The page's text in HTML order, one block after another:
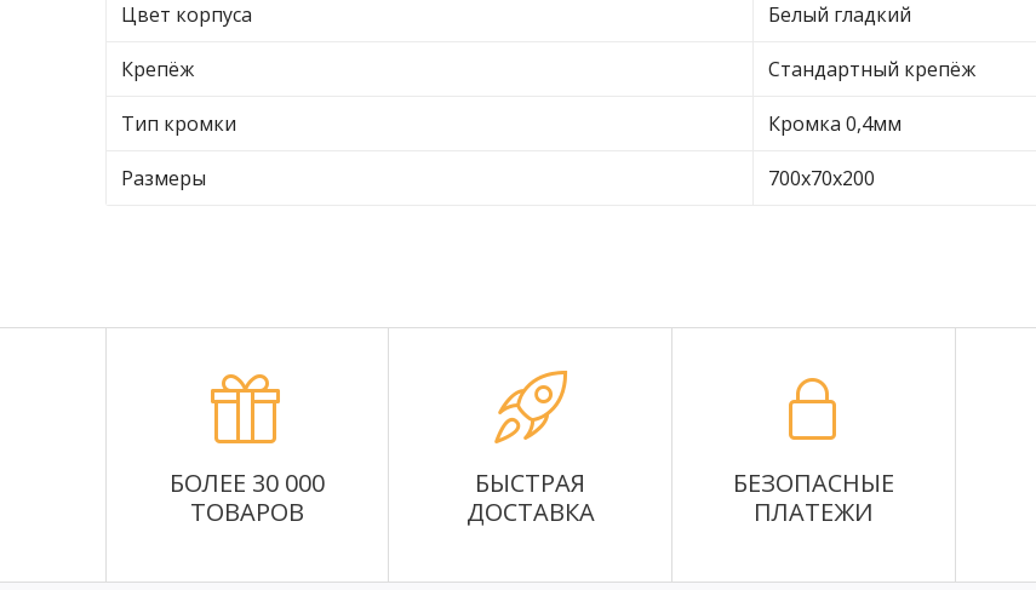
Цвет корпуса Белый гладкий
Крепёж Стандартный крепёж
Тип кромки Кромка 0,4мм
Размеры 700х70х200
БОЛЕЕ 30 000
ТОВАРОВ
БЫСТРАЯ
ДОСТАВКА
БЕЗОПАСНЫЕ
ПЛАТЕЖИ